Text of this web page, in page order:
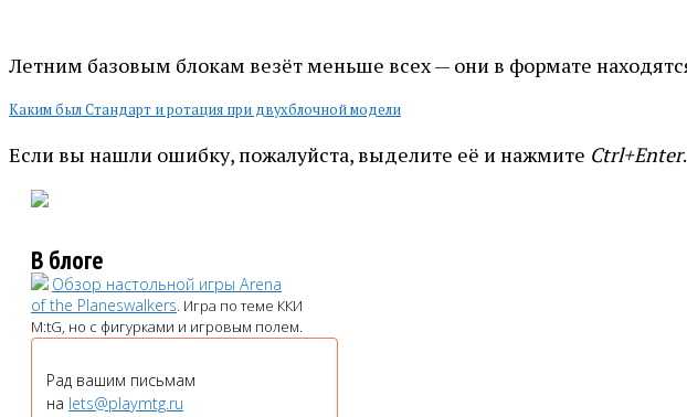
Летним базовым блокам везёт меньше всех — они в формате
Каким был Стандарт и ротация при двухблочной модели
Если вы нашли ошибку, пожалуйста, выделите её и нажмите Ctrl+Enter.
В блоге
Обзор настольной игры Arena
of the Planeswalkers. Игра по теме ККИ
M:tG, но с фигурками и игровым полем.
Рад вашим письмам
на lets@playmtg.ru